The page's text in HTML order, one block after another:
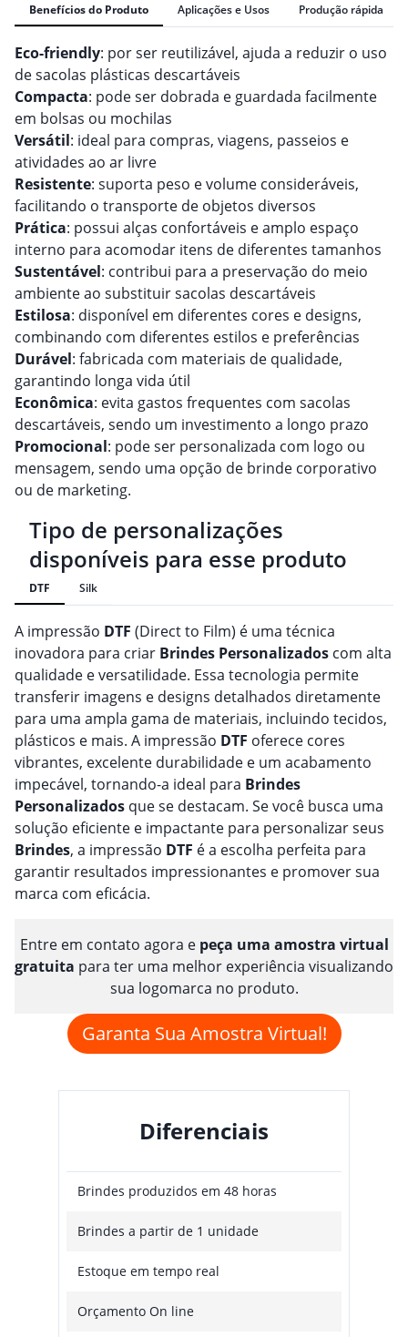
Benefícios do Produto Aplicações e Usos Produção rápida
Eco-friendly: por ser reutilizável, ajuda a reduzir o uso
de sacolas plásticas descartáveis
Compacta: pode ser dobrada e guardada facilmente
em bolsas ou mochilas
Versátil: ideal para compras, viagens, passeios e
atividades ao ar livre
Resistente: suporta peso e volume consideráveis,
facilitando o transporte de objetos diversos
Prática: possui alças confortáveis e amplo espaço
interno para acomodar itens de diferentes tamanhos
Sustentável: contribui para a preservação do meio
ambiente ao substituir sacolas descartáveis
Estilosa: disponível em diferentes cores e designs,
combinando com diferentes estilos e preferências
Durável: fabricada com materiais de qualidade,
garantindo longa vida útil
Econômica: evita gastos frequentes com sacolas
descartáveis, sendo um investimento a longo prazo
Promocional: pode ser personalizada com logo ou
mensagem, sendo uma opção de brinde corporativo
ou de marketing.
Tipo de personalizações
disponíveis para esse produto
DTF Silk
A impressão DTF (Direct to Film) é uma técnica
inovadora para criar Brindes Personalizados com alta
qualidade e versatilidade. Essa tecnologia permite
transferir imagens e designs detalhados diretamente
para uma ampla gama de materiais, incluindo tecidos,
plásticos e mais. A impressão DTF oferece cores
vibrantes, excelente durabilidade e um acabamento
impecável, tornando-a ideal para Brindes
Personalizados que se destacam. Se você busca uma
solução eficiente e impactante para personalizar seus
Brindes, a impressão DTF é a escolha perfeita para
garantir resultados impressionantes e promover sua
marca com eficácia.
Entre em contato agora e peça uma amostra virtual
gratuita para ter uma melhor experiência visualizando
sua logomarca no produto.
Garanta Sua Amostra Virtual!
Diferenciais
Brindes produzidos em 48 horas
Brindes a partir de 1 unidade
Estoque em tempo real
Orçamento On line